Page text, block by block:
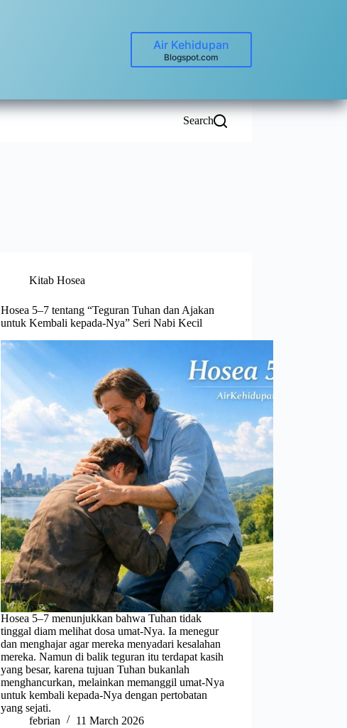
Air Kehidupan
Blogspot.com
Search
Kitab Hosea
Hosea 5–7 tentang “Teguran Tuhan dan Ajakan
untuk Kembali kepada-Nya” Seri Nabi Kecil
Hosea 5–7 menunjukkan bahwa Tuhan tidak
tinggal diam melihat dosa umat-Nya. Ia menegur
dan menghajar agar mereka menyadari kesalahan
mereka. Namun di balik teguran itu terdapat kasih
yang besar, karena tujuan Tuhan bukanlah
menghancurkan, melainkan memanggil umat-Nya
untuk kembali kepada-Nya dengan pertobatan
yang sejati.
febrian
11 March 2026